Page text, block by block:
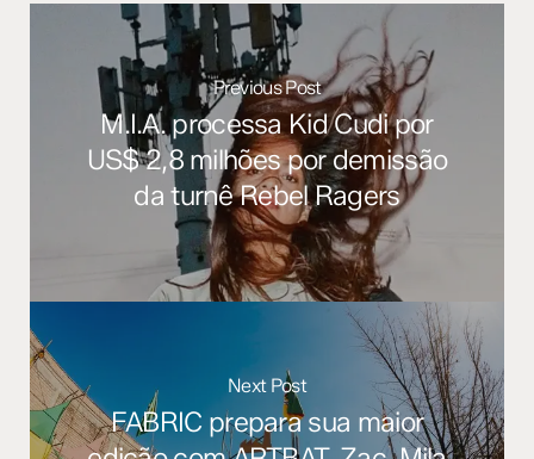
Previous Post
M.I.A. processa Kid Cudi por
US$ 2,8 milhões por demissão
da turnê Rebel Ragers
Next Post
FABRIC prepara sua maior